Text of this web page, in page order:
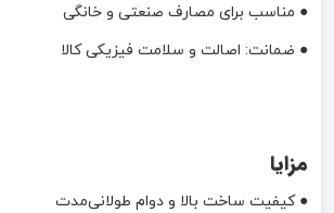
● مناسب برای مصارف صنعتی و خانگی
● ضمانت: اصالت و سلامت فیزیکی کالا
مزایا
● کیفیت ساخت بالا و دوام طولانی‌مدت